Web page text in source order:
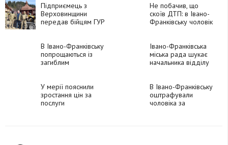
Підприємець з
Верховинщини
передав бійцям ГУР
Не побачив, що
скоїв ДТП: в Івано-
Франківську чоловік
В Івано-Франківську
попрощаються із
загиблим
Івано-Франківська
міська рада шукає
начальника відділу
У мерії пояснили
зростання цін за
послуги
В Івано-Франківську
оштрафували
чоловіка за